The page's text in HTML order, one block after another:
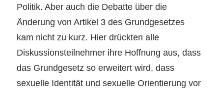
Politik. Aber auch die Debatte über die
Änderung von Artikel 3 des Grundgesetzes
kam nicht zu kurz. Hier drückten alle
Diskussionsteilnehmer ihre Hoffnung aus, dass
das Grundgesetz so erweitert wird, dass
sexuelle Identität und sexuelle Orientierung vor